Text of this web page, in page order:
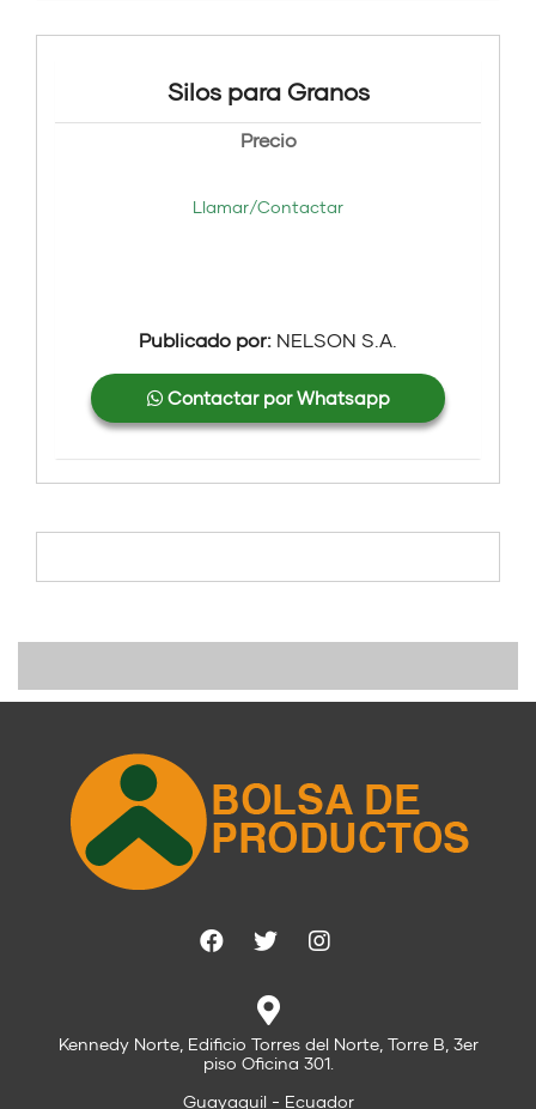
Silos para Granos
Precio
Llamar/Contactar
Publicado por: NELSON S.A.
Contactar por Whatsapp
Kennedy Norte, Edificio Torres del Norte, Torre B, 3er
piso Oficina 301.
Guayaquil - Ecuador